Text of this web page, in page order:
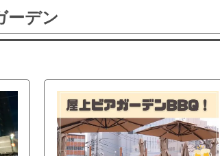
ーデン